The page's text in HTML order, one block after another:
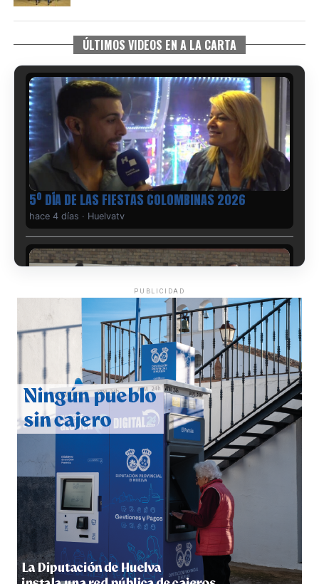
ÚLTIMOS VIDEOS EN A LA CARTA
5º DÍA DE LAS FIESTAS COLOMBINAS 2026
hace 4 días · Huelvatv
CUARTA CORRIDA DE LAS FIESTAS COLOMBINAS
2026
hace 5 días·Huelvatv
4º DÍA DE LAS FIESTAS COLOMBINAS 2026
hace 5 días·Huelvatv
PUBLICIDAD